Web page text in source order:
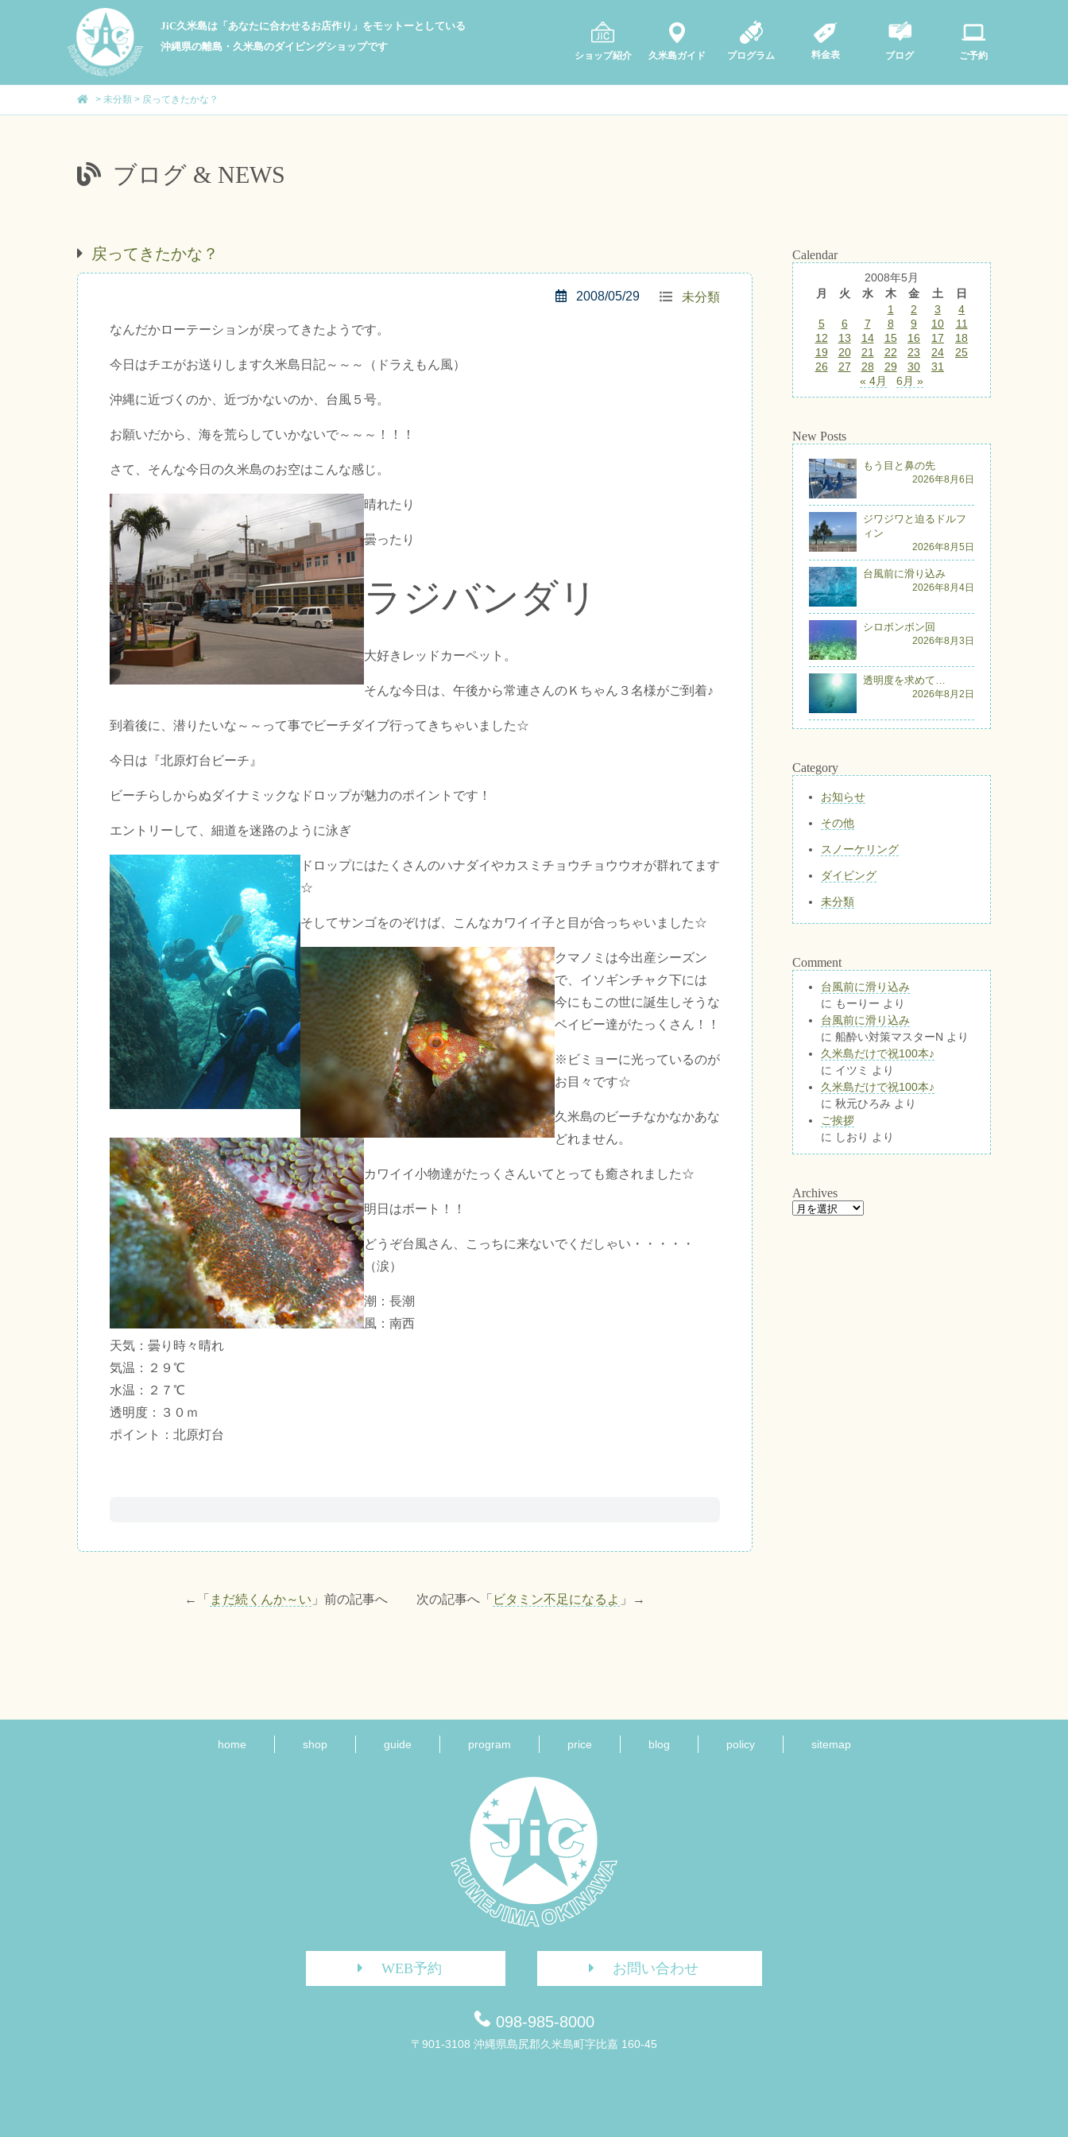
JiC久米島は「あなたに合わせるお店作り」をモットーとしている
沖縄県の離島・久米島のダイビングショップです
ショップ紹介 久米島ガイド プログラム 料金表 ブログ ご予約
> 未分類 > 戻ってきたかな？
ブログ & NEWS
戻ってきたかな？
未分類
2008/05/29
なんだかローテーションが戻ってきたようです。
今日はチエがお送りします久米島日記～～～（ドラえもん風）
沖縄に近づくのか、近づかないのか、台風５号。
お願いだから、海を荒らしていかないで～～～！！！
さて、そんな今日の久米島のお空はこんな感じ。
晴れたり
曇ったり
ラジバンダリ
大好きレッドカーペット。
そんな今日は、午後から常連さんのＫちゃん３名様がご到着♪
到着後に、潜りたいな～～って事でビーチダイブ行ってきちゃいました☆
今日は『北原灯台ビーチ』
ビーチらしからぬダイナミックなドロップが魅力のポイントです！
エントリーして、細道を迷路のように泳ぎ
ドロップにはたくさんのハナダイやカスミチョウチョウウオが群れてます
☆
そしてサンゴをのぞけば、こんなカワイイ子と目が合っちゃいました☆
クマノミは今出産シーズン
で、イソギンチャク下には
今にもこの世に誕生しそうな
ベイビー達がたっくさん！！
※ビミョーに光っているのが
お目々です☆
久米島のビーチなかなかあな
どれません。
カワイイ小物達がたっくさんいてとっても癒されました☆
明日はボート！！
どうぞ台風さん、こっちに来ないでくだしゃい・・・・・
（涙）
潮：長潮
風：南西
天気：曇り時々晴れ
気温：２９℃
水温：２７℃
透明度：３０ｍ
ポイント：北原灯台
←「 まだ続くんか～い 」前の記事へ 次の記事へ「 ビタミン不足になるよ 」→
Calendar
2008年5月
月
火 水 木 金 土
日
1
2 3
4
5
6 7 8 9 10
11
12
13 14 15 16 17
18
19
20 21 22 23 24
25
26
27 28 29 30
31
« 4月
6月 »
New Posts
もう目と鼻の先
2026年8月6日
ジワジワと迫るドルフ
ィン
2026年8月5日
台風前に滑り込み
2026年8月4日
シロボンボン回
2026年8月3日
透明度を求めて…
2026年8月2日
Category
お知らせ
その他
スノーケリング
ダイビング
未分類
Comment
台風前に滑り込み
に もーりー より
台風前に滑り込み
に 船酔い対策マスターN より
久米島だけで祝100本♪
に イツミ
より
久米島だけで祝100本♪
に 秋元ひろみ より
ご挨拶
に しおり より
Archives
home shop guide program price blog policy sitemap
WEB予約 お問い合わせ
098-985-8000
〒901-3108 沖縄県島尻郡久米島町字比嘉 160-45